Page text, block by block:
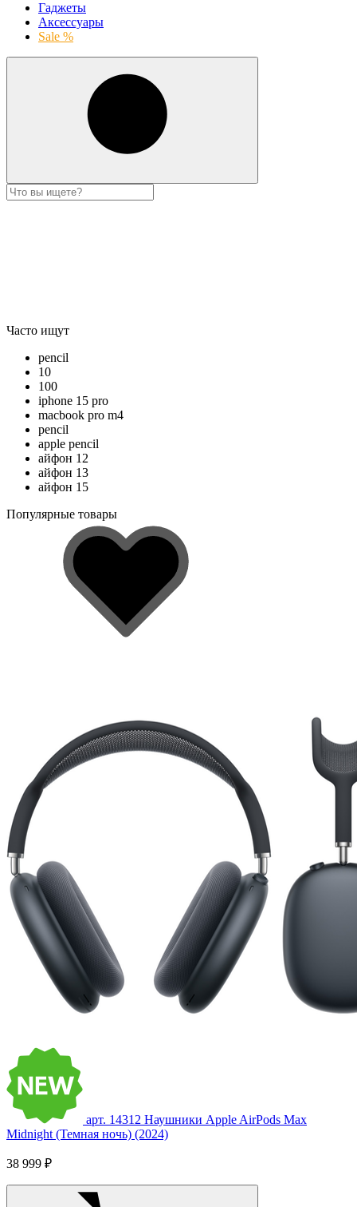
Гаджеты
Аксессуары
Sale %
Часто ищут
pencil
10
100
iphone 15 pro
macbook pro m4
pencil
apple pencil
айфон 12
айфон 13
айфон 15
Популярные товары
арт. 14312 Наушники Apple AirPods Max
Midnight (Темная ночь) (2024)
38 999 ₽